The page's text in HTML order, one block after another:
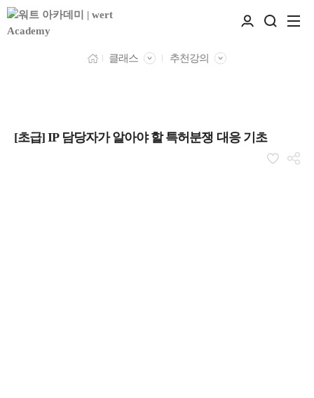
클래스 추천강의
[초급] IP 담당자가 알아야 할 특허분쟁 대응 기초